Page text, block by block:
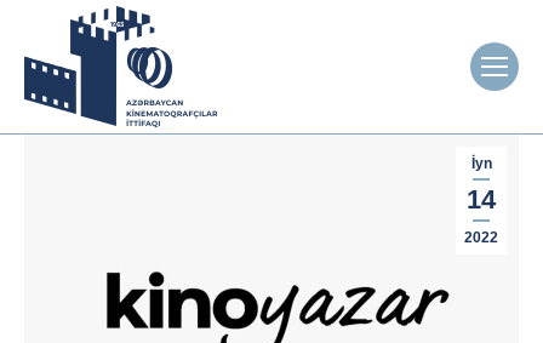
İyn
14
2022